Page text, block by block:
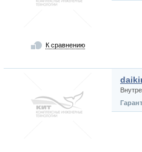
К сравнению